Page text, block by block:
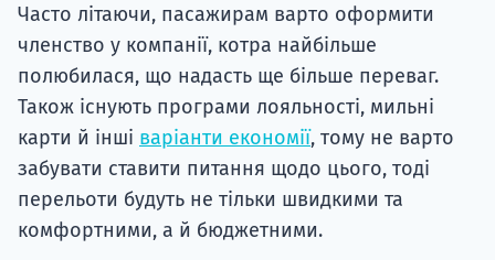
Часто літаючи, пасажирам варто оформити
членство у компанії, котра найбільше
полюбилася, що надасть ще більше переваг.
Також існують програми лояльності, мильні
карти й інші варіанти економії, тому не варто
забувати ставити питання щодо цього, тоді
перельоти будуть не тільки швидкими та
комфортними, а й бюджетними.